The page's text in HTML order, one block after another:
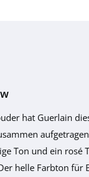
hat Guerlain
Ton und ein rosé
helle Farbton